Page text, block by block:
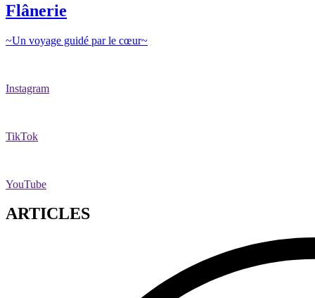
Flânerie
~Un voyage guidé par le cœur~
Instagram
TikTok
YouTube
ARTICLES